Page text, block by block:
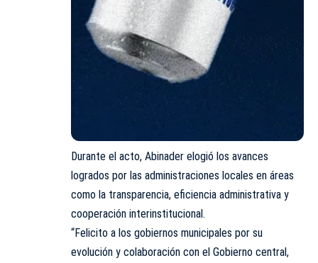
Durante el acto, Abinader elogió los avances
logrados por las administraciones locales en áreas
como la transparencia, eficiencia administrativa y
cooperación interinstitucional.
“Felicito a los gobiernos municipales por su
evolución y colaboración con el Gobierno central,